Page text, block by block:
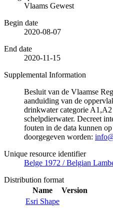
Vlaams Gewest
Begin date
2020-08-07
End date
2020-11-15
Supplemental Information
Besluit van de Vlaamse
aanduiding van de
drinkwater categorie
schelpdierwater. Decreet
fouten in de data kunnen
doorgegeven worden:
Unique resource identifier
Belge 1972 / Belgian
Distribution format
Name
Version
Esri Shape